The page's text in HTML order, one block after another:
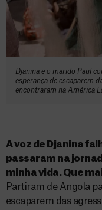
Djanina e o marido Paul
esperança de escaparem
encontraram na América
A voz de Djanina
passaram na
minha vida. Que
Partiram de Angola
escaparem das